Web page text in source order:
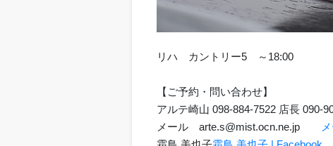
リハ カントリー5 ～18:00
【ご予約・問い合わせ】
アルテ崎山 098-884-7522 店長 090-
メール arte.s@mist.ocn.ne.jp